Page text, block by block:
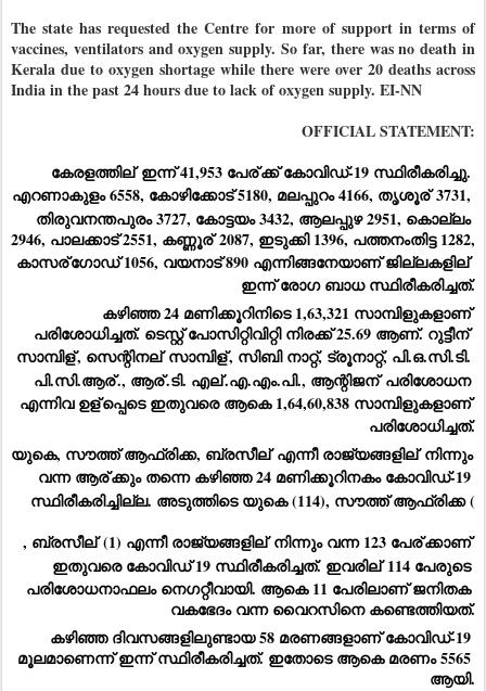
The state has requested the Centre for more of support in terms of
vaccines, ventilators and oxygen supply. So far, there was no death in
Kerala due to oxygen shortage while there were over 20 deaths across
India in the past 24 hours due to lack of oxygen supply. EI-NN
OFFICIAL STATEMENT:
കേരളത്തില് ഇന്ന് 41,953 പേര്ക്ക് കോവിഡ്-19 സ്ഥിരീകരിച്ചു.
എറണാകുളം 6558, കോഴിക്കോട് 5180, മലപ്പുറം 4166, തൃശൂര് 3731,
തിരുവനന്തപുരം 3727, കോട്ടയം 3432, ആലപ്പുഴ 2951, കൊല്ലം
2946, പാലക്കാട് 2551, കണ്ണൂര് 2087, ഇടുക്കി 1396, പത്തനംതിട്ട 1282,
കാസര്ഗോഡ് 1056, വയനാട് 890 എന്നിങ്ങനേയാണ് ജില്ലകളില്
ഇന്ന് രോഗ ബാധ സ്ഥിരീകരിച്ചത്.
കഴിഞ്ഞ 24 മണിക്കൂറിനിടെ 1,63,321 സാമ്പിളുകളാണ്
പരിശോധിച്ചത്. ടെസ്റ്റ് പോസിറ്റിവിറ്റി നിരക്ക് 25.69 ആണ്. റുട്ടീന്
സാമ്പിള്, സെന്റിനല് സാമ്പിള്, സിബി നാറ്റ്, ട്രൂനാറ്റ്, പി.ഒ.സി.ടി.
പി.സി.ആര്., ആര്.ടി. എല്.എ.എം.പി., ആന്റിജന് പരിശോധന
എന്നിവ ഉള്പ്പെടെ ഇതുവരെ ആകെ 1,64,60,838 സാമ്പിളുകളാണ്
പരിശോധിച്ചത്.
യുകെ, സൗത്ത് ആഫ്രിക്ക, ബ്രസീല് എന്നീ രാജ്യങ്ങളില് നിന്നും
വന്ന ആര്ക്കും തന്നെ കഴിഞ്ഞ 24 മണിക്കൂറിനകം കോവിഡ്-19
സ്ഥിരീകരിച്ചില്ല. അടുത്തിടെ യുകെ (114), സൗത്ത് ആഫ്രിക്ക (
, ബ്രസീല് (1) എന്നീ രാജ്യങ്ങളില് നിന്നും വന്ന 123 പേര്ക്കാണ്
ഇതുവരെ കോവിഡ് 19 സ്ഥിരീകരിച്ചത്. ഇവരില് 114 പേരുടെ
പരിശോധനാഫലം നെഗറ്റീവായി. ആകെ 11 പേരിലാണ് ജനിതക
വകഭേദം വന്ന വൈറസിനെ കണ്ടെത്തിയത്.
കഴിഞ്ഞ ദിവസങ്ങളിലുണ്ടായ 58 മരണങ്ങളാണ് കോവിഡ്-19
മൂലമാണെന്ന് ഇന്ന് സ്ഥിരീകരിച്ചത്. ഇതോടെ ആകെ മരണം 5565
ആയി.